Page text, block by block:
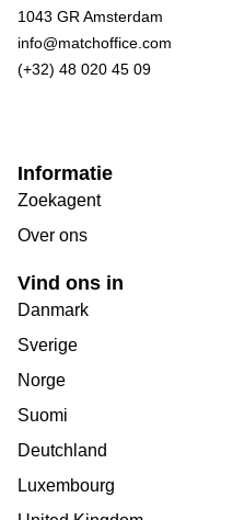
1043 GR Amsterdam
info@matchoffice.com
(+32) 48 020 45 09
Informatie
Zoekagent
Over ons
Vind ons in
Danmark
Sverige
Norge
Suomi
Deutchland
Luxembourg